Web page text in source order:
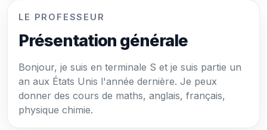
LE PROFESSEUR
Présentation générale
Bonjour, je suis en terminale S et je suis partie un
an aux États Unis l'année dernière. Je peux
donner des cours de maths, anglais, français,
physique chimie.